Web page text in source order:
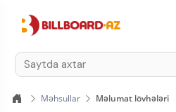
Məhsullar
Məlumat lövhələri